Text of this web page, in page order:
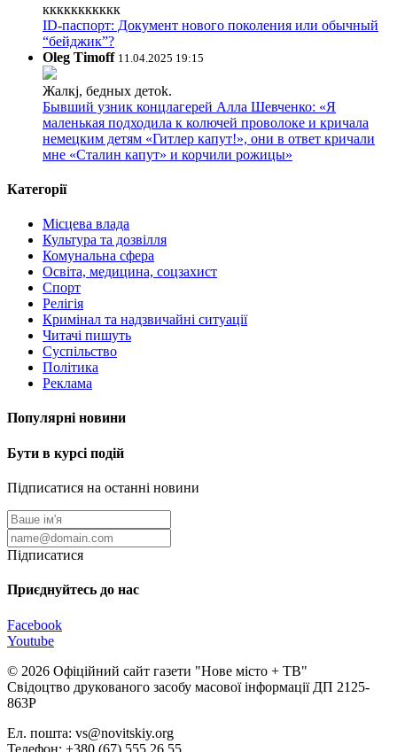
ккккккккккк
ID-паспорт: Документ нового поколения или обычный
“бейджик”?
Oleg Timoff 11.04.2025 19:15
Жалкj, бедных детok.
Бывший узник концлагерей Алла Шевченко: «Я
маленькая подходила к колючей проволоке и кричала
немецким детям «Гитлер капут!», они в ответ кричали
мне «Сталин капут» и корчили рожицы»
Категорії
Місцева влада
Культура та дозвілля
Комунальна сфера
Освіта, медицина, соцзахист
Спорт
Релігія
Кримінал та надзвичайні ситуації
Читачі пишуть
Суспільство
Політика
Реклама
Популярні новини
Бути в курсі подій
Підписатися на останні новини
Підписатися
Приєднуйтесь до нас
Facebook
Youtube
© 2026 Офіційний сайт газети "Нове мiсто + ТВ"
Свідоцтво друкованого засобу масової інформації ДП 2125-
863Р
Ел. пошта: vs@novitskiy.org
Телефон: +380 (67) 555 26 55